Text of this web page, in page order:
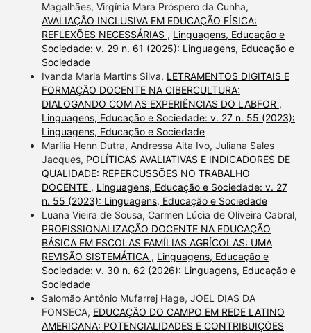
Magalhães, Virgínia Mara Próspero da Cunha,
AVALIAÇÃO INCLUSIVA EM EDUCAÇÃO FÍSICA:
REFLEXÕES NECESSÁRIAS , Linguagens, Educação e
Sociedade: v. 29 n. 61 (2025): Linguagens, Educação e
Sociedade
Ivanda Maria Martins Silva, LETRAMENTOS DIGITAIS E
FORMAÇÃO DOCENTE NA CIBERCULTURA:
DIALOGANDO COM AS EXPERIÊNCIAS DO LABFOR ,
Linguagens, Educação e Sociedade: v. 27 n. 55 (2023):
Linguagens, Educação e Sociedade
Marília Henn Dutra, Andressa Aita Ivo, Juliana Sales
Jacques, POLÍTICAS AVALIATIVAS E INDICADORES DE
QUALIDADE: REPERCUSSÕES NO TRABALHO
DOCENTE , Linguagens, Educação e Sociedade: v. 27
n. 55 (2023): Linguagens, Educação e Sociedade
Luana Vieira de Sousa, Carmen Lúcia de Oliveira Cabral,
PROFISSIONALIZAÇÃO DOCENTE NA EDUCAÇÃO
BÁSICA EM ESCOLAS FAMÍLIAS AGRÍCOLAS: UMA
REVISÃO SISTEMÁTICA , Linguagens, Educação e
Sociedade: v. 30 n. 62 (2026): Linguagens, Educação e
Sociedade
Salomão Antônio Mufarrej Hage, JOEL DIAS DA
FONSECA, EDUCAÇÃO DO CAMPO EM REDE LATINO
AMERICANA: POTENCIALIDADES E CONTRIBUIÇÕES